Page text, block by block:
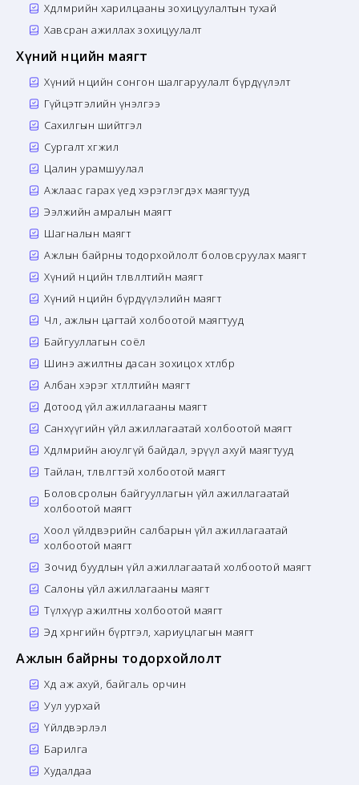
Хөдөлмөрийн харилцааны зохицуулалтын тухай
Хавсран ажиллах зохицуулалт
Хүний нөөцийн маягт
Хүний нөөцийн сонгон шалгаруулалт бүрдүүлэлт
Гүйцэтгэлийн үнэлгээ
Сахилгын шийтгэл
Сургалт хөгжил
Цалин урамшуулал
Ажлаас гарах үед хэрэглэгдэх маягтууд
Ээлжийн амралын маягт
Шагналын маягт
Ажлын байрны тодорхойлолт боловсруулах маягт
Хүний нөөцийн төлөвлөлтийн маягт
Хүний нөөцийн бүрдүүлэлийн маягт
Чөлөө, ажлын цагтай холбоотой маягтууд
Байгууллагын соёл
Шинэ ажилтны дасан зохицох хөтөлбөр
Албан хэрэг хөтлөлтийн маягт
Дотоод үйл ажиллагааны маягт
Санхүүгийн үйл ажиллагаатай холбоотой маягт
Хөдөлмөрийн аюулгүй байдал, эрүүл ахуй маягтууд
Тайлан, төлөвлөгөөтэй холбоотой маягт
Боловсролын байгууллагын үйл ажиллагаатай
холбоотой маягт
Хоол үйлдвэрийн салбарын үйл ажиллагаатай
холбоотой маягт
Зочид буудлын үйл ажиллагаатай холбоотой маягт
Салоны үйл ажиллагааны маягт
Түлхүүр ажилтны холбоотой маягт
Эд хөрөнгийн бүртгэл, хариуцлагын маягт
Ажлын байрны тодорхойлолт
Хөдөө аж ахуй, байгаль орчин
Уул уурхай
Үйлдвэрлэл
Барилга
Худалдаа